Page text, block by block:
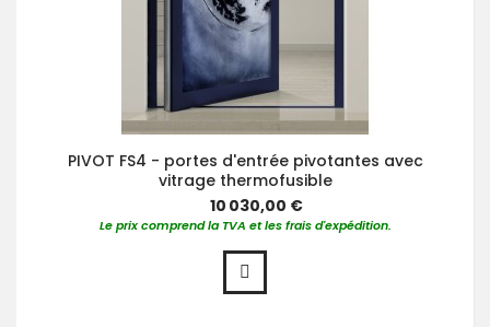
PIVOT FS4 - portes d'entrée pivotantes avec
vitrage thermofusible
10 030,00 €
Le prix comprend la TVA et les frais d'expédition.